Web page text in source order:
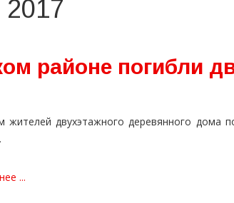
районе погибли
жителей двухэтажного деревянного дома
...